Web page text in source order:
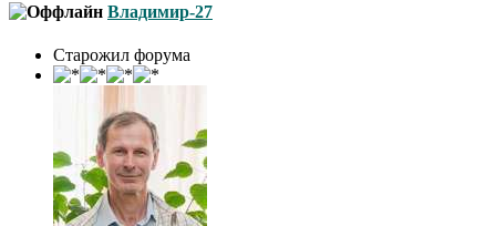
Владимир-27
Старожил форума